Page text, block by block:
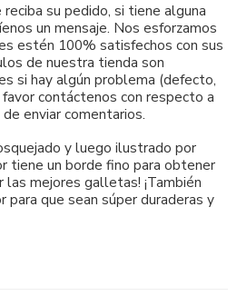
su pedido, si tiene alguna
un mensaje. Nos esforzamos
estén 100% satisfechos con sus
de nuestra tienda son
si hay algún problema (defecto,
contáctenos con respecto a
enviar comentarios.
y luego ilustrado por
tiene un borde fino para obtener
mejores galletas! ¡También
para que sean súper duraderas y